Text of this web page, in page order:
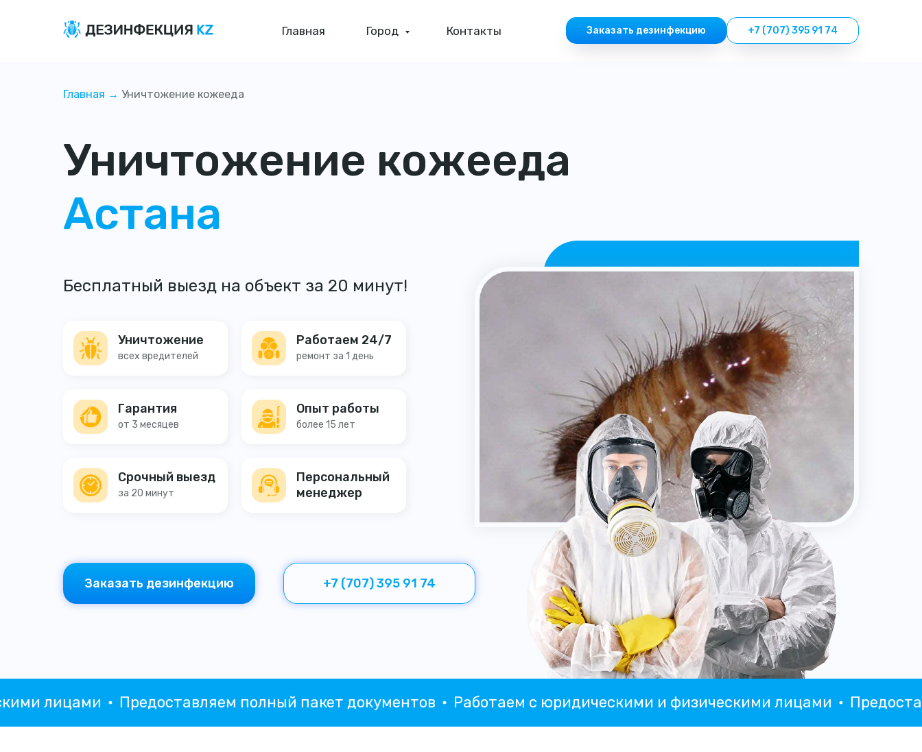
Главная Город Контакты Заказать дезинфекцию +7 (707) 395 91 74
Уничтожение кожееда
Астана
Бесплатный выезд на объект за 20 минут!
Заказать дезинфекцию +7 (707) 395 91 74
Гарантия
от 3 месяцев более 15 лет
Опыт работы
Персональный
менеджер
ремонт за 1 день
Работаем 24/7
Уничтожение
всех вредителей
Срочный выезд
за 20 минут
Главная → Уничтожение кожееда
лицами Предоставляем полный пакет документов Работаем с юридическими и физическими лицами